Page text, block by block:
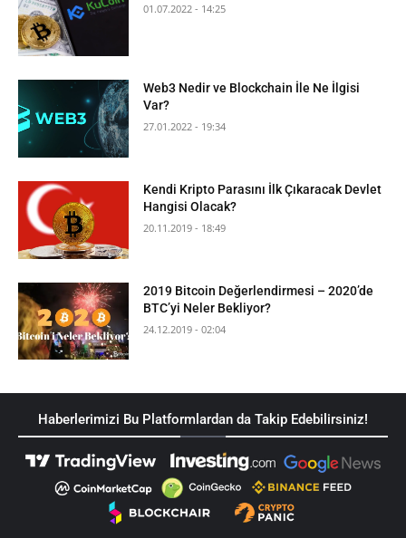
01.07.2022 - 14:25
Web3 Nedir ve Blockchain İle Ne İlgisi
Var?
27.01.2022 - 19:34
Kendi Kripto Parasını İlk Çıkaracak Devlet
Hangisi Olacak?
20.11.2019 - 18:49
2019 Bitcoin Değerlendirmesi – 2020’de
BTC’yi Neler Bekliyor?
24.12.2019 - 02:04
Haberlerimizi Bu Platformlardan da Takip Edebilirsiniz!